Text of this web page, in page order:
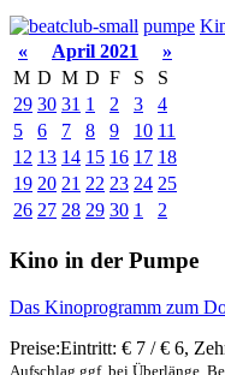
pumpe
«
April 2021
»
M D M D F S
S
29 30 31 1 2 3
4
5
6 7 8 9 10 11
12 13 14 15 16 17 18
19 20 21 22 23 24 25
26 27 28 29 30 1 2
Kino in der Pumpe
Das Kinoprogramm zum
Preise:Eintritt: € 7 / € 6,
Aufschlag ggf. bei Überlänge,